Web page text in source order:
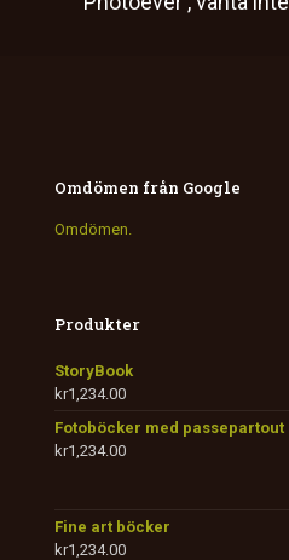
Omdömen från Google
Omdömen.
Produkter
StoryBook
kr1,234.00
Fotoböcker med passepartout
kr1,234.00
Fine art böcker
kr1,234.00